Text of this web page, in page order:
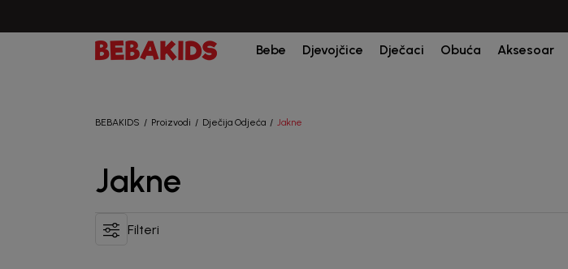
Bebe Djevojčice Dječaci Obuća Aksesoar
BEBAKIDS Proizvodi Dječija Odjeća Jakne
Jakne
Filteri